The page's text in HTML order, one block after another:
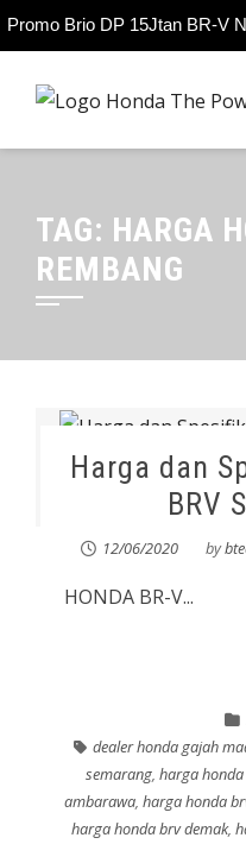
Promo Brio DP 15Jtan BR-V
TAG: HARGA
REMBANG
Harga dan
BRV
12/06/2020 by
HONDA BR-V...
dealer honda gajah
semarang,harga
ambarawa, harga honda
harga honda brv demak,